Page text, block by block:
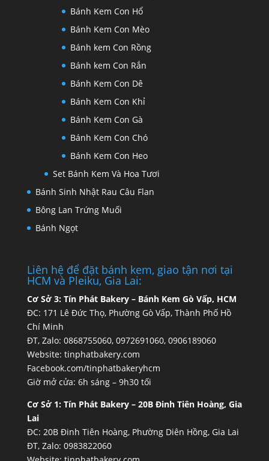
Bánh Kem Con Hổ
Bánh Kem Con Mèo
Bánh kem Con Rồng
Bánh kem Con Rắn
Bánh Kem Con Dê
Bánh Kem Con Khỉ
Bánh Kem Con Gà
Bánh Kem Con Chó
Bánh Kem Con Heo
Set Bánh Kem Và Hoa Tươi
Bánh Sinh Nhật Rau Câu Flan
Bông Lan Trứng Muối
Bánh Ngọt
Liên hệ để đặt bánh kem, giao tận nơi tại
HCM và Pleiku, Gia Lai:
Cơ Sở 3: Tín Phát Bakery – Bánh Kem Gò Vấp, HCM
ĐC: 171 Lê Đức Thọ, Phường Gò Vấp, Thành Phố Hồ
Chí Minh
ĐT, Zalo: 0868755060, 0972691060, 0906189060
Website: tinphatbakery.com
Facebook.com/tinphatbakeryhcm
Giờ mở cửa: 6h sáng – 9h30 tối
Cơ Sở 1: Tín Phát Bakery – 20B Đinh Tiên Hoàng, Gia
Lai
ĐC: 20B Đinh Tiên Hoàng, Phường Diên Hồng, Gia Lai
ĐT, Zalo: 0983822060